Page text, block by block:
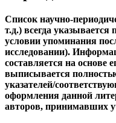
Список научно-
т.д.) всегда
условии упоминания
исследовании).
составляется на основе
выписывается
указателей/
оформления данной
авторов, принимавших